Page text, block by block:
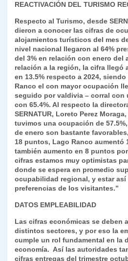
REACTIVACIÓN DEL TURISMO
Respecto al Turismo, desde
dieron a conocer las cifras de
alojamientos turísticos del mes
nivel nacional llegaron al 64%
del 3% en relación con enero del
relación a la región, la cifra llegó
en 13.5% respecto a 2024,
Ranco el con mayor ocupación
seguido por valdivia – corral con
con 65.4%. Al respecto la
SERNATUR, Loreto Perez
tuvimos una ocupación de
de enero son bastante
18 puntos, Lago Ranco aumentó
también aumento en 8 puntos
cifras estamos muy optimistas
donde se espera en promedio
ocupabilidad regional, y estar así
preferencias de los visitantes.”
DATOS EMPLEABILIDAD
Las cifras económicas se deben
distintos sectores, y por eso la
cumple un rol fundamental en la
economía. Así las autoridades
cifras entregas del trimestre